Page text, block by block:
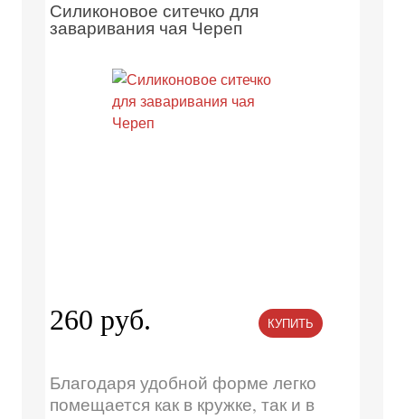
Силиконовое ситечко для
заваривания чая Череп
260 руб. КУПИТЬ
Благодаря удобной форме легко
помещается как в кружке, так и в